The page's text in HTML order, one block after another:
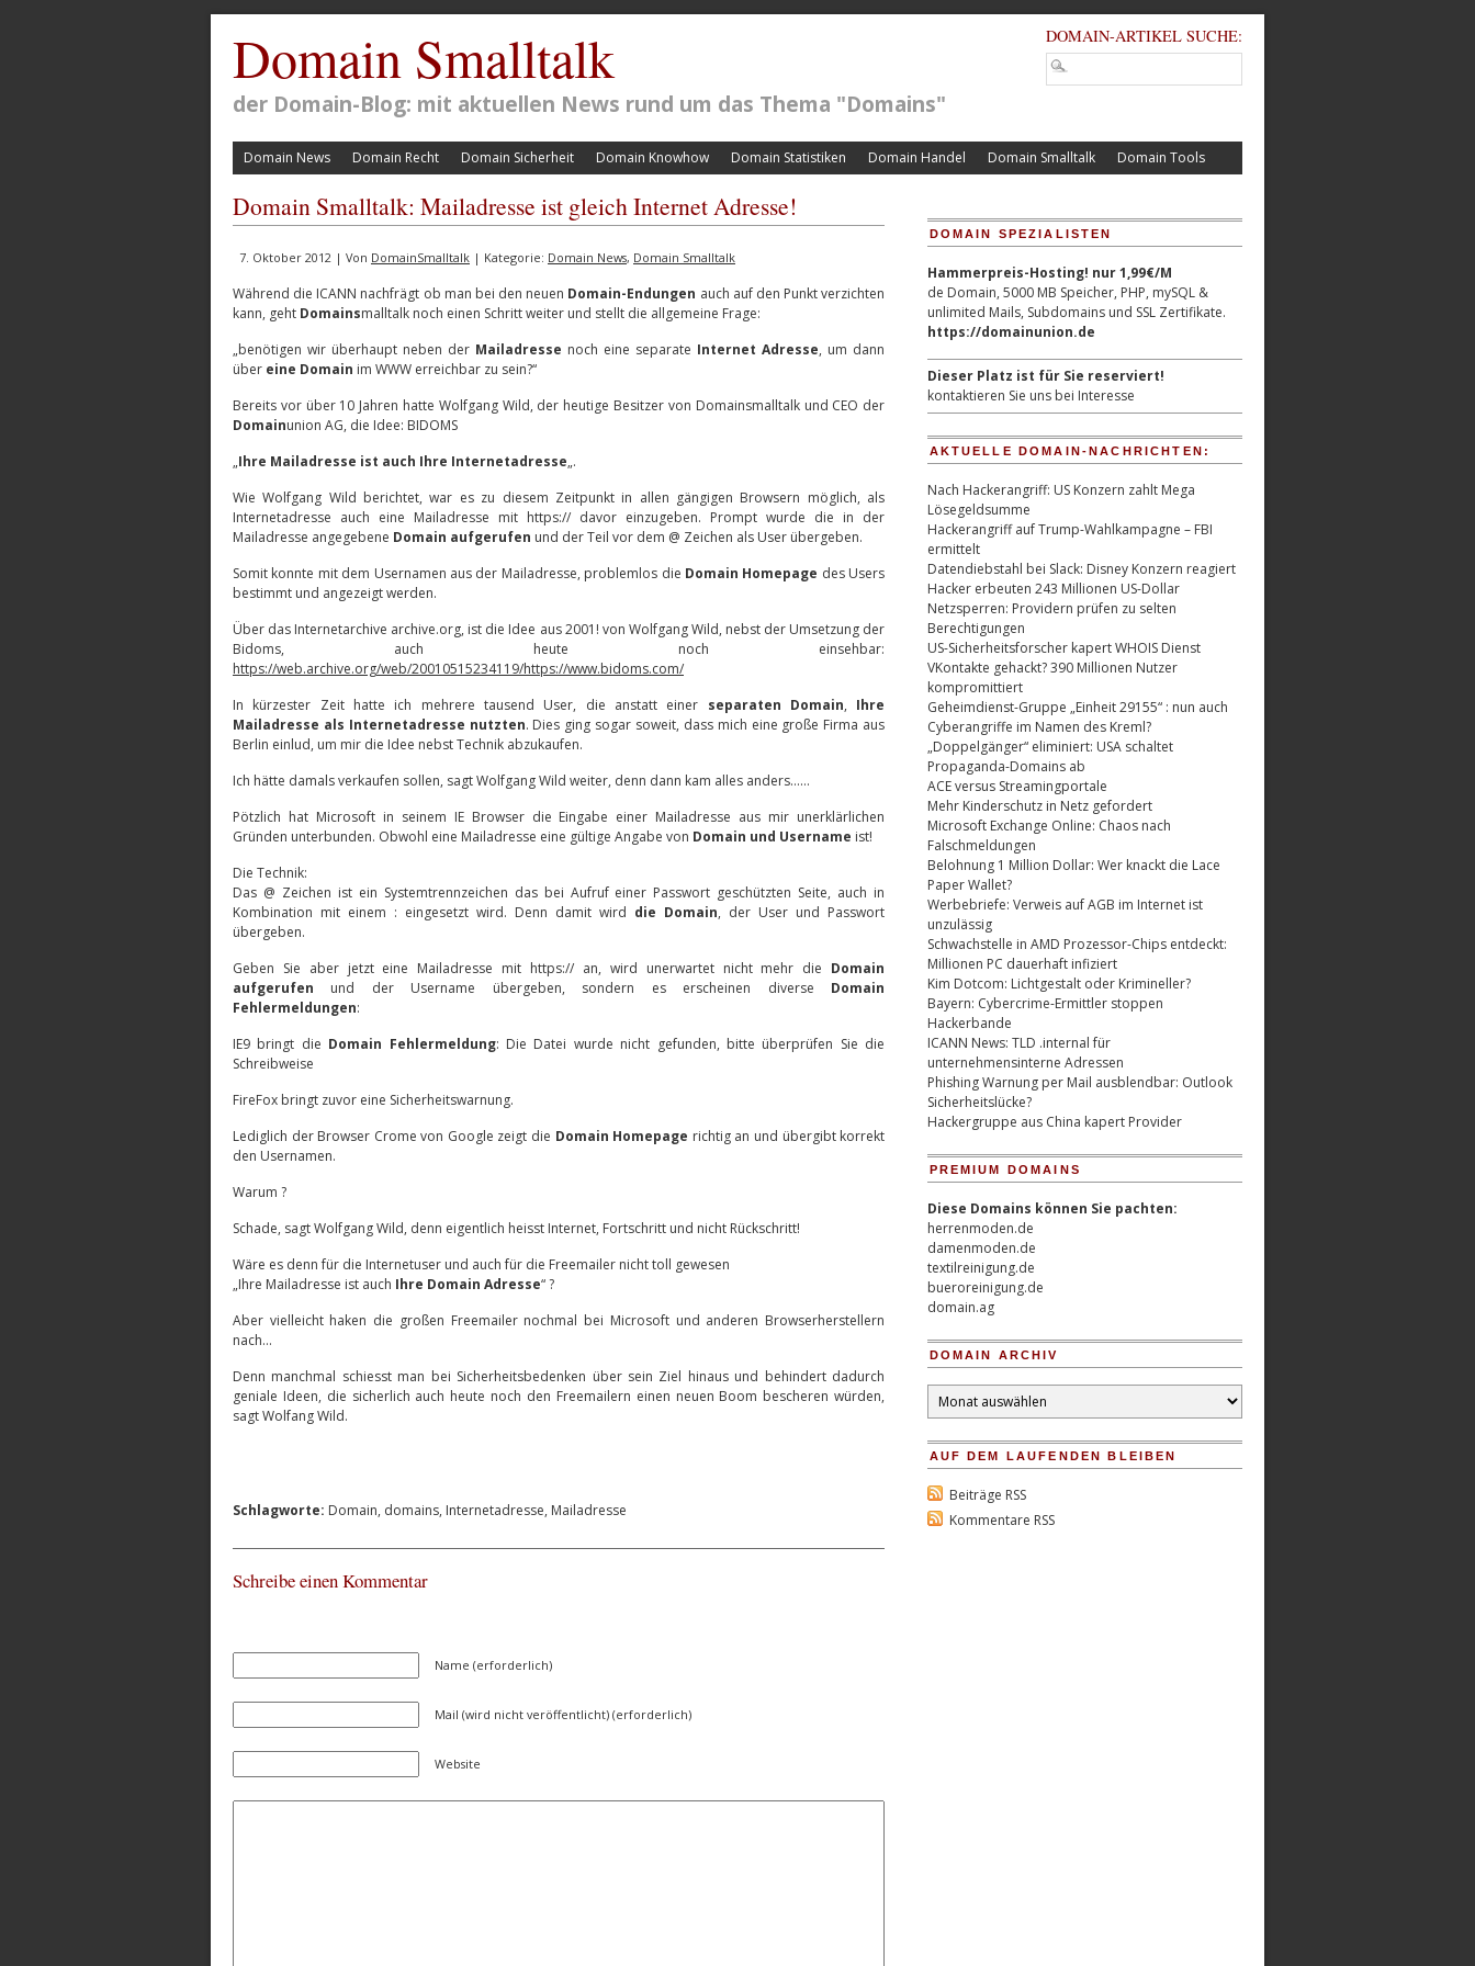
Domain Smalltalk
der Domain-Blog: mit aktuellen News rund um das Thema "Domains"
DOMAIN-ARTIKEL SUCHE:
Domain News Domain Recht Domain Sicherheit Domain Knowhow Domain Statistiken Domain Handel Domain Smalltalk Domain Tools
Domain Smalltalk: Mailadresse ist gleich Internet Adresse!
7. Oktober 2012 | Von DomainSmalltalk | Kategorie: Domain News, Domain Smalltalk
Während die ICANN nachfrägt ob man bei den neuen Domain-Endungen auch auf den Punkt verzichten
kann, geht Domainsmalltalk noch einen Schritt weiter und stellt die allgemeine Frage:
„benötigen wir überhaupt neben der Mailadresse noch eine separate Internet Adresse, um dann
über eine Domain im WWW erreichbar zu sein?“
Bereits vor über 10 Jahren hatte Wolfgang Wild, der heutige Besitzer von Domainsmalltalk und CEO der
Domainunion AG, die Idee: BIDOMS
„Ihre Mailadresse ist auch Ihre Internetadresse„.
Wie Wolfgang Wild berichtet, war es zu diesem Zeitpunkt in allen gängigen Browsern möglich, als
Internetadresse auch eine Mailadresse mit https:// davor einzugeben. Prompt wurde die in der
Mailadresse angegebene Domain aufgerufen und der Teil vor dem @ Zeichen als User übergeben.
Somit konnte mit dem Usernamen aus der Mailadresse, problemlos die Domain Homepage des Users
bestimmt und angezeigt werden.
Über das Internetarchive archive.org, ist die Idee aus 2001! von Wolfgang Wild, nebst der Umsetzung der
Bidoms, auch heute noch einsehbar:
https://web.archive.org/web/20010515234119/https://www.bidoms.com/
In kürzester Zeit hatte ich mehrere tausend User, die anstatt einer separaten Domain, Ihre
Mailadresse als Internetadresse nutzten. Dies ging sogar soweit, dass mich eine große Firma aus
Berlin einlud, um mir die Idee nebst Technik abzukaufen.
Ich hätte damals verkaufen sollen, sagt Wolfgang Wild weiter, denn dann kam alles anders……
Pötzlich hat Microsoft in seinem IE Browser die Eingabe einer Mailadresse aus mir unerklärlichen
Gründen unterbunden. Obwohl eine Mailadresse eine gültige Angabe von Domain und Username ist!
Die Technik:
Das @ Zeichen ist ein Systemtrennzeichen das bei Aufruf einer Passwort geschützten Seite, auch in
Kombination mit einem : eingesetzt wird. Denn damit wird die Domain, der User und Passwort
übergeben.
Geben Sie aber jetzt eine Mailadresse mit https:// an, wird unerwartet nicht mehr die Domain
aufgerufen und der Username übergeben, sondern es erscheinen diverse Domain
Fehlermeldungen:
IE9 bringt die Domain Fehlermeldung: Die Datei wurde nicht gefunden, bitte überprüfen Sie die
Schreibweise
FireFox bringt zuvor eine Sicherheitswarnung.
Lediglich der Browser Crome von Google zeigt die Domain Homepage richtig an und übergibt korrekt
den Usernamen.
Warum ?
Schade, sagt Wolfgang Wild, denn eigentlich heisst Internet, Fortschritt und nicht Rückschritt!
Wäre es denn für die Internetuser und auch für die Freemailer nicht toll gewesen
„Ihre Mailadresse ist auch Ihre Domain Adresse“ ?
Aber vielleicht haken die großen Freemailer nochmal bei Microsoft und anderen Browserherstellern
nach…
Denn manchmal schiesst man bei Sicherheitsbedenken über sein Ziel hinaus und behindert dadurch
geniale Ideen, die sicherlich auch heute noch den Freemailern einen neuen Boom bescheren würden,
sagt Wolfang Wild.
Schlagworte: Domain, domains, Internetadresse, Mailadresse
Schreibe einen Kommentar
Name (erforderlich)
Mail (wird nicht veröffentlicht) (erforderlich)
Website
DOMAIN SPEZIALISTEN
Hammerpreis-Hosting! nur 1,99€/M
de Domain, 5000 MB Speicher, PHP, mySQL &
unlimited Mails, Subdomains und SSL Zertifikate.
https://domainunion.de
Dieser Platz ist für Sie reserviert!
kontaktieren Sie uns bei Interesse
AKTUELLE DOMAIN-NACHRICHTEN:
Nach Hackerangriff: US Konzern zahlt Mega
Lösegeldsumme
Hackerangriff auf Trump-Wahlkampagne – FBI
ermittelt
Datendiebstahl bei Slack: Disney Konzern reagiert
Hacker erbeuten 243 Millionen US-Dollar
Netzsperren: Providern prüfen zu selten
Berechtigungen
US-Sicherheitsforscher kapert WHOIS Dienst
VKontakte gehackt? 390 Millionen Nutzer
kompromittiert
Geheimdienst-Gruppe „Einheit 29155“ : nun auch
Cyberangriffe im Namen des Kreml?
„Doppelgänger“ eliminiert: USA schaltet
Propaganda-Domains ab
ACE versus Streamingportale
Mehr Kinderschutz in Netz gefordert
Microsoft Exchange Online: Chaos nach
Falschmeldungen
Belohnung 1 Million Dollar: Wer knackt die Lace
Paper Wallet?
Werbebriefe: Verweis auf AGB im Internet ist
unzulässig
Schwachstelle in AMD Prozessor-Chips entdeckt:
Millionen PC dauerhaft infiziert
Kim Dotcom: Lichtgestalt oder Krimineller?
Bayern: Cybercrime-Ermittler stoppen
Hackerbande
ICANN News: TLD .internal für
unternehmensinterne Adressen
Phishing Warnung per Mail ausblendbar: Outlook
Sicherheitslücke?
Hackergruppe aus China kapert Provider
PREMIUM DOMAINS
Diese Domains können Sie pachten:
herrenmoden.de
damenmoden.de
textilreinigung.de
bueroreinigung.de
domain.ag
DOMAIN ARCHIV
Domain
Archiv
AUF DEM LAUFENDEN BLEIBEN
Beiträge RSS
Kommentare RSS